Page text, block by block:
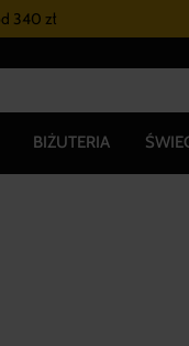
340 zł
BIŻUTERIA